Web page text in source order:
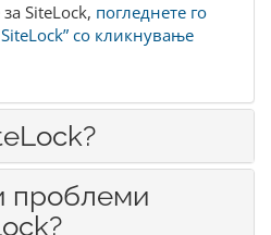
SiteLock, погледнете го
со кликнување
проблеми